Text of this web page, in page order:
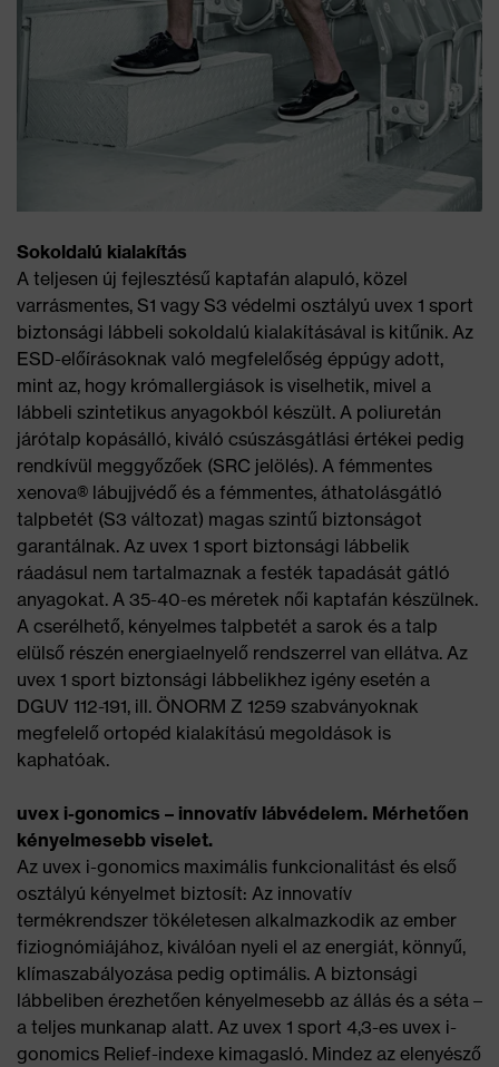
Sokoldalú kialakítás
A teljesen új fejlesztésű kaptafán alapuló, közel
varrásmentes, S1 vagy S3 védelmi osztályú uvex 1 sport
biztonsági lábbeli sokoldalú kialakításával is kitűnik. Az
ESD-előírásoknak való megfelelőség éppúgy adott,
mint az, hogy krómallergiások is viselhetik, mivel a
lábbeli szintetikus anyagokból készült. A poliuretán
járótalp kopásálló, kiváló csúszásgátlási értékei pedig
rendkívül meggyőzőek (SRC jelölés). A fémmentes
xenova® lábujjvédő és a fémmentes, áthatolásgátló
talpbetét (S3 változat) magas szintű biztonságot
garantálnak. Az uvex 1 sport biztonsági lábbelik
ráadásul nem tartalmaznak a festék tapadását gátló
anyagokat. A 35-40-es méretek női kaptafán készülnek.
A cserélhető, kényelmes talpbetét a sarok és a talp
elülső részén energiaelnyelő rendszerrel van ellátva. Az
uvex 1 sport biztonsági lábbelikhez igény esetén a
DGUV 112-191, ill. ÖNORM Z 1259 szabványoknak
megfelelő ortopéd kialakítású megoldások is
kaphatóak.
uvex i-gonomics – innovatív lábvédelem. Mérhetően
kényelmesebb viselet.
Az uvex i-gonomics maximális funkcionalitást és első
osztályú kényelmet biztosít: Az innovatív
termékrendszer tökéletesen alkalmazkodik az ember
fiziognómiájához, kiválóan nyeli el az energiát, könnyű,
klímaszabályozása pedig optimális. A biztonsági
lábbeliben érezhetően kényelmesebb az állás és a séta –
a teljes munkanap alatt. Az uvex 1 sport 4,3-es uvex i-
gonomics Relief-indexe kimagasló. Mindez az elenyésző